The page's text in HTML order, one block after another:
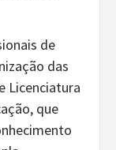
de
das
Licenciatura
que